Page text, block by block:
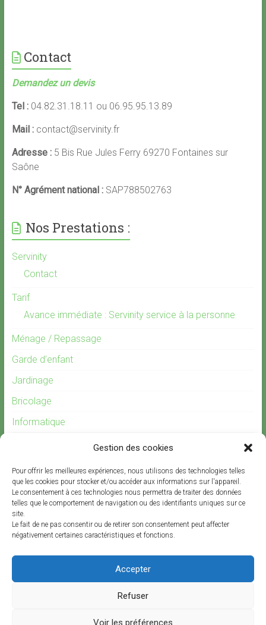
Gestion des cookies
Pour offrir les meilleures expériences, nous utilisons des technologies telles
que les cookies pour stocker et/ou accéder aux informations sur l'appareil.
Le consentement à ces technologies nous permettra de traiter des données
telles que le comportement de navigation ou des identifiants uniques sur ce
site.
Le fait de ne pas consentir ou de retirer son consentement peut affecter
négativement certaines caractéristiques et fonctions.
Accepter
Refuser
Voir les préférences
Contact
Demandez un devis
Tel :04.82.31.18.11 ou 06.95.95.13.89
Mail :contact@servinity.fr
Adresse :5 Bis Rue Jules Ferry 69270 Fontaines sur
Saône
N° Agrément national :SAP788502763
Nos Prestations :
Servinity
Contact
Tarif
Avance immédiate : Servinity service à la personne
Ménage / Repassage
Garde d’enfant
Jardinage
Bricolage
Informatique
Offre d’emploi garde d’enfants
Offres d’emplois et de prestations
d’emplois